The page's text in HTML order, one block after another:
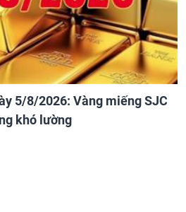
5/8/2026: Vàng miếng SJC
khó lường